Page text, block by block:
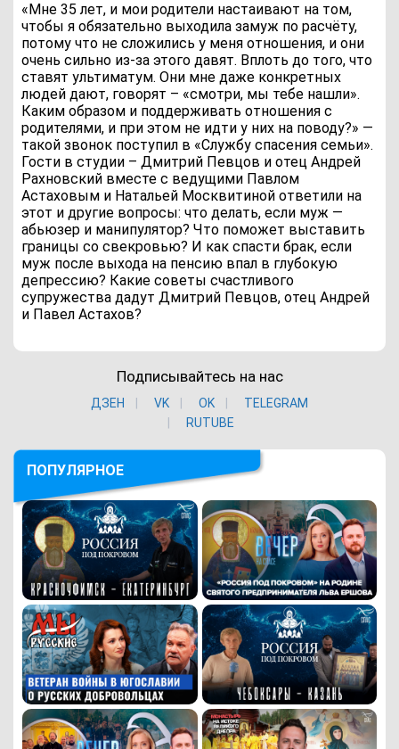
«Мне 35 лет, и мои родители настаивают на том,
чтобы я обязательно выходила замуж по расчёту,
потому что не сложились у меня отношения, и они
очень сильно из-за этого давят. Вплоть до того, что
ставят ультиматум. Они мне даже конкретных
людей дают, говорят – «смотри, мы тебе нашли».
Каким образом и поддерживать отношения с
родителями, и при этом не идти у них на поводу?» —
такой звонок поступил в «Службу спасения семьи».
Гости в студии – Дмитрий Певцов и отец Андрей
Рахновский вместе с ведущими Павлом
Астаховым и Натальей Москвитиной ответили на
этот и другие вопросы: что делать, если муж —
абьюзер и манипулятор? Что поможет выставить
границы со свекровью? И как спасти брак, если
муж после выхода на пенсию впал в глубокую
депрессию? Какие советы счастливого
супружества дадут Дмитрий Певцов, отец Андрей
и Павел Астахов?
Подписывайтесь на нас
ДЗЕН VK ОK
TELEGRAM
RUTUBE
ПОПУЛЯРНОЕ